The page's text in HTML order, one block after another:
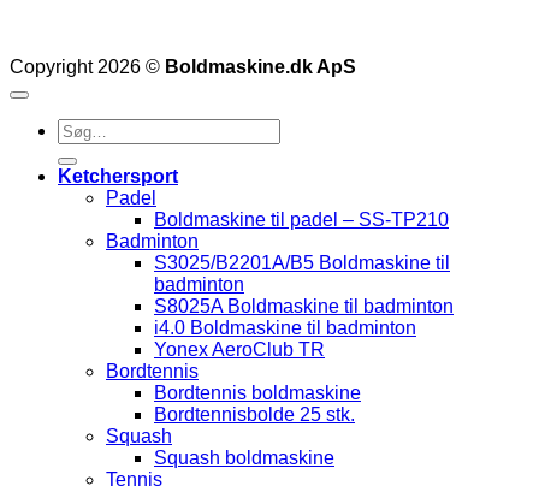
Copyright 2026 © Boldmaskine.dk ApS
Søg
efter:
Ketchersport
Padel
Boldmaskine til padel – SS-TP210
Badminton
S3025/B2201A/B5 Boldmaskine til
badminton
S8025A Boldmaskine til badminton
i4.0 Boldmaskine til badminton
Yonex AeroClub TR
Bordtennis
Bordtennis boldmaskine
Bordtennisbolde 25 stk.
Squash
Squash boldmaskine
Tennis